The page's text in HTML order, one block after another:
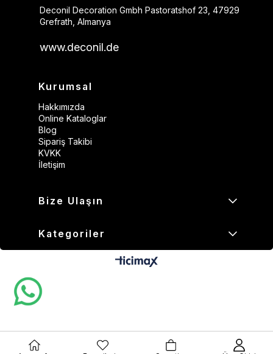
Deconil Decoration Gmbh Pastoratshof 23, 47929
Grefrath, Almanya
www.deconil.de
Kurumsal
Hakkımızda
Online Kataloglar
Blog
Sipariş Takibi
KVKK
İletişim
Bize Ulaşın
Kategoriler